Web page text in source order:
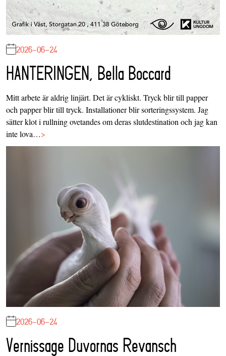
2026-06-24
HANTERINGEN, Bella Boccard
Mitt arbete är aldrig linjärt. Det är cykliskt. Tryck blir till papper
och papper blir till tryck. Installationer blir sorteringssystem. Jag
sätter klot i rullning ovetandes om deras slutdestination och jag kan
inte lova…>
2026-06-24
Vernissage Duvornas Revansch